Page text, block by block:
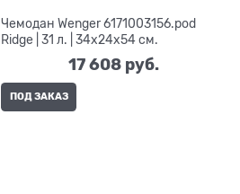
Чемодан Wenger 6171003156.pod
Ridge | 31 л. | 34x24x54 см.
17 608 руб.
ПОД ЗАКАЗ